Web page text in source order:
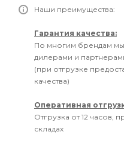
Наши преимущества:
Гарантия качества:
По многим брендам
дилерами и
(при отгрузке
качества)
Оперативная
Отгрузка от 12 часов,
складах